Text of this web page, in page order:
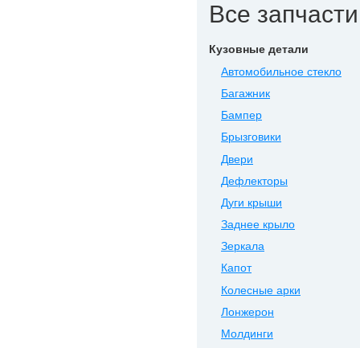
Все
Кузовные детали
Автомобильное стекло
Багажник
Бампер
Брызговики
Двери
Дефлекторы
Дуги крыши
Заднее крыло
Зеркала
Капот
Колесные арки
Лонжерон
Молдинги